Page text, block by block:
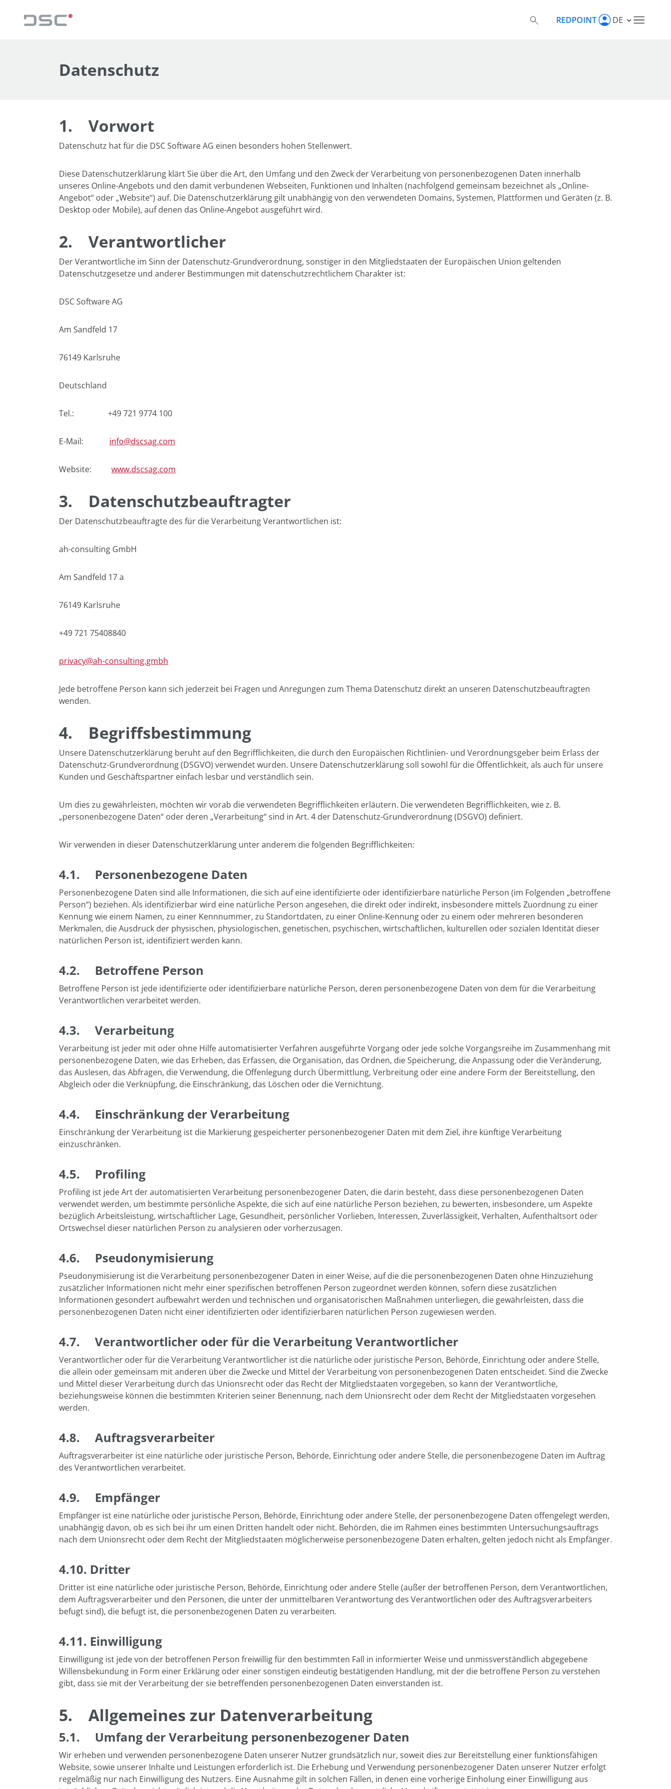
REDPOINT DE
Datenschutz
1. Vorwort
Datenschutz hat für die DSC Software AG einen besonders hohen Stellenwert.
Diese Datenschutzerklärung klärt Sie über die Art, den Umfang und den Zweck der Verarbeitung von personenbezogenen Daten innerhalb
unseres Online-Angebots und den damit verbundenen Webseiten, Funktionen und Inhalten (nachfolgend gemeinsam bezeichnet als „Online-
Angebot“ oder „Website“) auf. Die Datenschutzerklärung gilt unabhängig von den verwendeten Domains, Systemen, Plattformen und Geräten (z. B.
Desktop oder Mobile), auf denen das Online-Angebot ausgeführt wird.
2. Verantwortlicher
Der Verantwortliche im Sinn der Datenschutz-Grundverordnung, sonstiger in den Mitgliedstaaten der Europäischen Union geltenden
Datenschutzgesetze und anderer Bestimmungen mit datenschutzrechtlichem Charakter ist:
DSC Software AG
Am Sandfeld 17
76149 Karlsruhe
Deutschland
Tel.: +49 721 9774 100
E-Mail: info@dscsag.com
Website: www.dscsag.com
3. Datenschutzbeauftragter
Der Datenschutzbeauftragte des für die Verarbeitung Verantwortlichen ist:
ah-consulting GmbH
Am Sandfeld 17 a
76149 Karlsruhe
+49 721 75408840
privacy@ah-consulting.gmbh
Jede betroffene Person kann sich jederzeit bei Fragen und Anregungen zum Thema Datenschutz direkt an unseren Datenschutzbeauftragten
wenden.
4. Begriffsbestimmung
Unsere Datenschutzerklärung beruht auf den Begrifflichkeiten, die durch den Europäischen Richtlinien- und Verordnungsgeber beim Erlass der
Datenschutz-Grundverordnung (DSGVO) verwendet wurden. Unsere Datenschutzerklärung soll sowohl für die Öffentlichkeit, als auch für unsere
Kunden und Geschäftspartner einfach lesbar und verständlich sein.
Um dies zu gewährleisten, möchten wir vorab die verwendeten Begrifflichkeiten erläutern. Die verwendeten Begrifflichkeiten, wie z. B.
„personenbezogene Daten“ oder deren „Verarbeitung“ sind in Art. 4 der Datenschutz-Grundverordnung (DSGVO) definiert.
Wir verwenden in dieser Datenschutzerklärung unter anderem die folgenden Begrifflichkeiten:
4.1. Personenbezogene Daten
Personenbezogene Daten sind alle Informationen, die sich auf eine identifizierte oder identifizierbare natürliche Person (im Folgenden „betroffene
Person“) beziehen. Als identifizierbar wird eine natürliche Person angesehen, die direkt oder indirekt, insbesondere mittels Zuordnung zu einer
Kennung wie einem Namen, zu einer Kennnummer, zu Standortdaten, zu einer Online-Kennung oder zu einem oder mehreren besonderen
Merkmalen, die Ausdruck der physischen, physiologischen, genetischen, psychischen, wirtschaftlichen, kulturellen oder sozialen Identität dieser
natürlichen Person ist, identifiziert werden kann.
4.2. Betroffene Person
Betroffene Person ist jede identifizierte oder identifizierbare natürliche Person, deren personenbezogene Daten von dem für die Verarbeitung
Verantwortlichen verarbeitet werden.
4.3. Verarbeitung
Verarbeitung ist jeder mit oder ohne Hilfe automatisierter Verfahren ausgeführte Vorgang oder jede solche Vorgangsreihe im Zusammenhang mit
personenbezogene Daten, wie das Erheben, das Erfassen, die Organisation, das Ordnen, die Speicherung, die Anpassung oder die Veränderung,
das Auslesen, das Abfragen, die Verwendung, die Offenlegung durch Übermittlung, Verbreitung oder eine andere Form der Bereitstellung, den
Abgleich oder die Verknüpfung, die Einschränkung, das Löschen oder die Vernichtung.
4.4. Einschränkung der Verarbeitung
Einschränkung der Verarbeitung ist die Markierung gespeicherter personenbezogener Daten mit dem Ziel, ihre künftige Verarbeitung
einzuschränken.
4.5. Profiling
Profiling ist jede Art der automatisierten Verarbeitung personenbezogener Daten, die darin besteht, dass diese personenbezogenen Daten
verwendet werden, um bestimmte persönliche Aspekte, die sich auf eine natürliche Person beziehen, zu bewerten, insbesondere, um Aspekte
bezüglich Arbeitsleistung, wirtschaftlicher Lage, Gesundheit, persönlicher Vorlieben, Interessen, Zuverlässigkeit, Verhalten, Aufenthaltsort oder
Ortswechsel dieser natürlichen Person zu analysieren oder vorherzusagen.
4.6. Pseudonymisierung
Pseudonymisierung ist die Verarbeitung personenbezogener Daten in einer Weise, auf die die personenbezogenen Daten ohne Hinzuziehung
zusätzlicher Informationen nicht mehr einer spezifischen betroffenen Person zugeordnet werden können, sofern diese zusätzlichen
Informationen gesondert aufbewahrt werden und technischen und organisatorischen Maßnahmen unterliegen, die gewährleisten, dass die
personenbezogenen Daten nicht einer identifizierten oder identifizierbaren natürlichen Person zugewiesen werden.
4.7. Verantwortlicher oder für die Verarbeitung Verantwortlicher
Verantwortlicher oder für die Verarbeitung Verantwortlicher ist die natürliche oder juristische Person, Behörde, Einrichtung oder andere Stelle,
die allein oder gemeinsam mit anderen über die Zwecke und Mittel der Verarbeitung von personenbezogenen Daten entscheidet. Sind die Zwecke
und Mittel dieser Verarbeitung durch das Unionsrecht oder das Recht der Mitgliedstaaten vorgegeben, so kann der Verantwortliche,
beziehungsweise können die bestimmten Kriterien seiner Benennung, nach dem Unionsrecht oder dem Recht der Mitgliedstaaten vorgesehen
werden.
4.8. Auftragsverarbeiter
Auftragsverarbeiter ist eine natürliche oder juristische Person, Behörde, Einrichtung oder andere Stelle, die personenbezogene Daten im Auftrag
des Verantwortlichen verarbeitet.
4.9. Empfänger
Empfänger ist eine natürliche oder juristische Person, Behörde, Einrichtung oder andere Stelle, der personenbezogene Daten offengelegt werden,
unabhängig davon, ob es sich bei ihr um einen Dritten handelt oder nicht. Behörden, die im Rahmen eines bestimmten Untersuchungsauftrags
nach dem Unionsrecht oder dem Recht der Mitgliedstaaten möglicherweise personenbezogene Daten erhalten, gelten jedoch nicht als Empfänger.
4.10. Dritter
Dritter ist eine natürliche oder juristische Person, Behörde, Einrichtung oder andere Stelle (außer der betroffenen Person, dem Verantwortlichen,
dem Auftragsverarbeiter und den Personen, die unter der unmittelbaren Verantwortung des Verantwortlichen oder des Auftragsverarbeiters
befugt sind), die befugt ist, die personenbezogenen Daten zu verarbeiten.
4.11. Einwilligung
Einwilligung ist jede von der betroffenen Person freiwillig für den bestimmten Fall in informierter Weise und unmissverständlich abgegebene
Willensbekundung in Form einer Erklärung oder einer sonstigen eindeutig bestätigenden Handlung, mit der die betroffene Person zu verstehen
gibt, dass sie mit der Verarbeitung der sie betreffenden personenbezogenen Daten einverstanden ist.
5. Allgemeines zur Datenverarbeitung
5.1. Umfang der Verarbeitung personenbezogener Daten
Wir erheben und verwenden personenbezogene Daten unserer Nutzer grundsätzlich nur, soweit dies zur Bereitstellung einer funktionsfähigen
Website, sowie unserer Inhalte und Leistungen erforderlich ist. Die Erhebung und Verwendung personenbezogener Daten unserer Nutzer erfolgt
regelmäßig nur nach Einwilligung des Nutzers. Eine Ausnahme gilt in solchen Fällen, in denen eine vorherige Einholung einer Einwilligung aus